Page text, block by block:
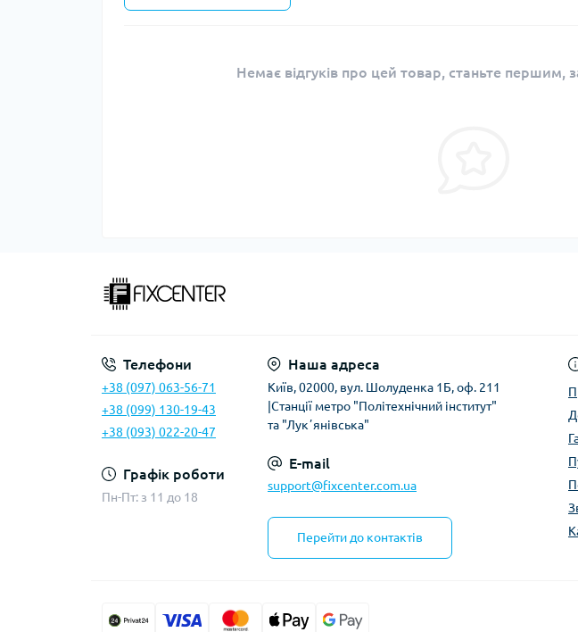
Немає відгуків про цей товар, станьте першим,
Телефони
+38 (097) 063-56-71
+38 (099) 130-19-43
+38 (093) 022-20-47
Графік роботи
Пн-Пт: з 11 до 18
Наша адреса
Київ, 02000, вул. Шолуденка 1Б, оф. 211
|Станції метро "Політехнічний інститут"
та "Лукʼянівська"
E-mail
support@fixcenter.com.ua
Перейти до контактів